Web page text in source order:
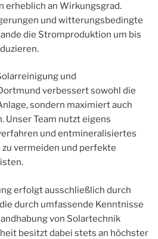
erheblich an Wirkungsgrad.
und witterungsbedingte
die Stromproduktion um bis
und
verbessert sowohl die
sondern maximiert auch
Unser Team nutzt eigens
und entmineralisiertes
zu vermeiden und perfekte
erfolgt ausschließlich durch
durch umfassende Kenntnisse
von Solartechnik
besitzt dabei stets an höchster